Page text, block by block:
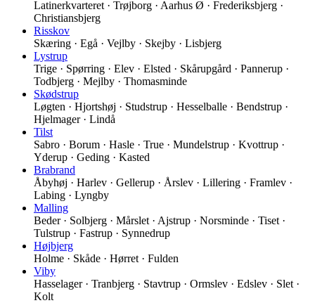
Latinerkvarteret · Trøjborg · Aarhus Ø · Frederiksbjerg ·
Christiansbjerg
Risskov
Skæring · Egå · Vejlby · Skejby · Lisbjerg
Lystrup
Trige · Spørring · Elev · Elsted · Skårupgård · Pannerup ·
Todbjerg · Mejlby · Thomasminde
Skødstrup
Løgten · Hjortshøj · Studstrup · Hesselballe · Bendstrup ·
Hjelmager · Lindå
Tilst
Sabro · Borum · Hasle · True · Mundelstrup · Kvottrup ·
Yderup · Geding · Kasted
Brabrand
Åbyhøj · Harlev · Gellerup · Årslev · Lillering · Framlev ·
Labing · Lyngby
Malling
Beder · Solbjerg · Mårslet · Ajstrup · Norsminde · Tiset ·
Tulstrup · Fastrup · Synnedrup
Højbjerg
Holme · Skåde · Hørret · Fulden
Viby
Hasselager · Tranbjerg · Stavtrup · Ormslev · Edslev · Slet ·
Kolt